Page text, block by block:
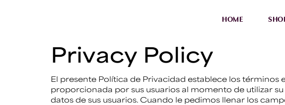
HOME
Privacy Policy
El presente Política de Privacidad establece los términos
proporcionada por sus usuarios al momento de utilizar
datos de sus usuarios. Cuando le pedimos llenar los